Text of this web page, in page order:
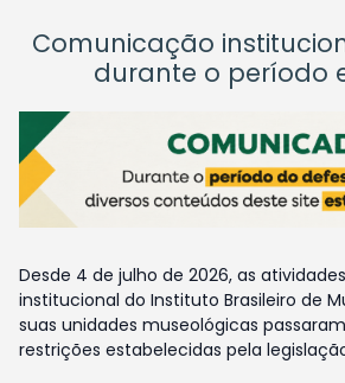
Comunicação
durante o período
Desde 4 de julho de 2026, as
institucional do Instituto Brasileiro de
suas unidades museológicas
restrições estabelecidas pela